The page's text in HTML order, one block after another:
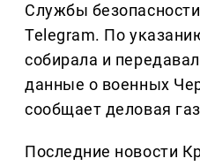
Службы
Telegram. По
собирала и
данные о военных
сообщает деловая
Последние новости